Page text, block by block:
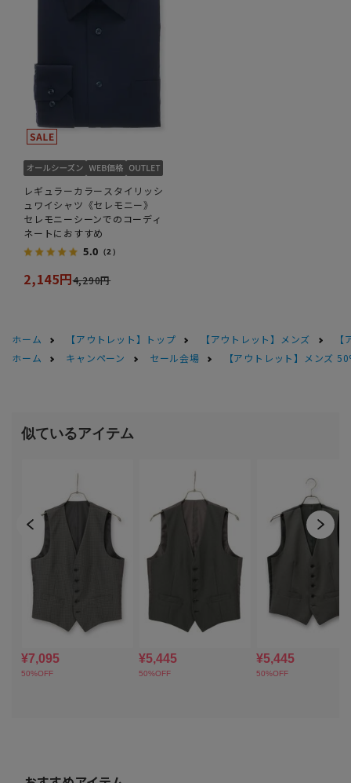
レギュラーカラースタイリッシ
ュワイシャツ《セレモニー》
セレモニーシーンでのコーディ
ネートにおすすめ
5.0 （2）
2,145円4,290円
ホーム 【アウトレット】トップ 【アウトレット】メンズ
ホーム
キャンペーン セール会場 【アウトレット】メンズ